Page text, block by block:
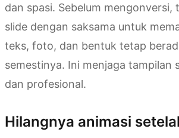
dan spasi. Sebelum mengonversi,
slide dengan saksama untuk
teks, foto, dan bentuk tetap
semestinya. Ini menjaga tampilan
dan profesional.
Hilangnya animasi